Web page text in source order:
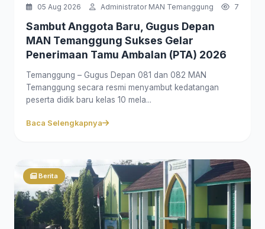
05 Aug 2026 Administrator MAN Temanggung 7
Sambut Anggota Baru, Gugus Depan
MAN Temanggung Sukses Gelar
Penerimaan Tamu Ambalan (PTA) 2026
Temanggung – Gugus Depan 081 dan 082 MAN
Temanggung secara resmi menyambut kedatangan
peserta didik baru kelas 10 mela...
Baca Selengkapnya
Berita